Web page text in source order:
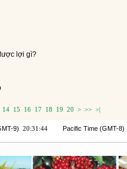
lợi gì?
14 15 16 17 18 19 20 > >> >|